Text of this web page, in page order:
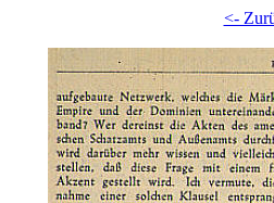
<-